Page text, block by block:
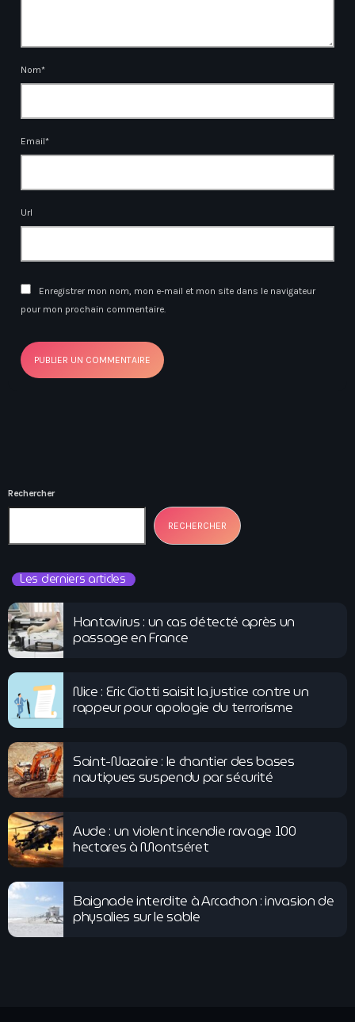
Nom*
Email*
Url
Enregistrer mon nom, mon e-mail et mon site dans le navigateur
pour mon prochain commentaire.
Rechercher
RECHERCHER
Les derniers articles
Hantavirus : un cas détecté après un
passage en France
Nice : Eric Ciotti saisit la justice contre un
rappeur pour apologie du terrorisme
Saint-Nazaire : le chantier des bases
nautiques suspendu par sécurité
Aude : un violent incendie ravage 100
hectares à Montséret
Baignade interdite à Arcachon : invasion de
physalies sur le sable